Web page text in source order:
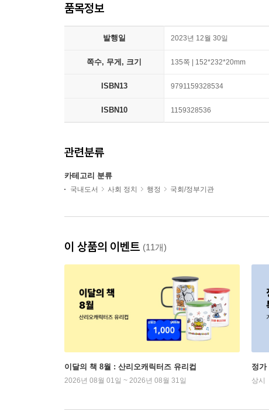
품목정보
발행일 2023년 12월 30일
쪽수, 무게, 크기 135쪽 | 152*232*20mm
ISBN13 9791159328534
ISBN10 1159328536
관련분류
카테고리 분류
국내도서 사회 정치 행정 국회/정부기관
이 상품의 이벤트 (11개)
이달의 책 8월 : 산리오캐릭터즈 유리컵
2026년 08월 01일 ~ 2026년 08월 31일
정가
상시